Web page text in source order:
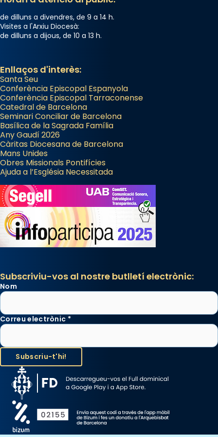
de dilluns a divendres, de 9 a 14 h.
Visites a l'Arxiu Diocesà:
de dilluns a dijous, de 10 a 13 h.
Enllaços d'interès:
Santa Seu
Conferència Episcopal Espanyola
Conferència Episcopal Tarraconense
Catedral de Barcelona
Seminari Conciliar de Barcelona
Basílica de la Sagrada Família
Any Gaudí 2026
Càritas Diocesana de Barcelona
Mans Unides
Obres Missionals Pontifícies
Ajuda a l’Església Necessitada
Subscriviu-vos al nostre butlletí electrònic:
Nom
Correu electrònic *